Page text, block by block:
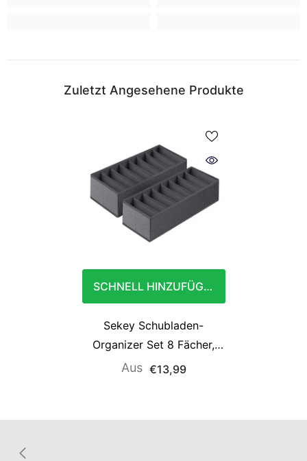
Zuletzt Angesehene Produkte
SCHNELL HINZUFÜGEN
Sekey Schubladen-
Organizer Set 8 Fächer,
Vliesstoff, 2 Größen
Accessoires &
Aus €13,99